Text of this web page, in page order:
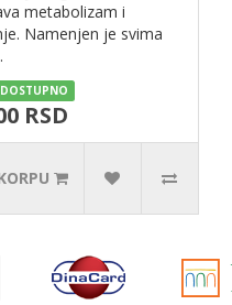
metabolizam i
Namenjen je svima
DOSTUPNO
RSD